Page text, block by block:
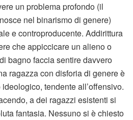
un problema profondo (il
nel binarismo di genere)
e controproducente. Addirittura
che appiccicare un alieno o
bagno faccia sentire davvero
ragazza con disforia di genere è
tendente all’offensivo.
a dei ragazzi esistenti si
fantasia. Nessuno si è chiesto